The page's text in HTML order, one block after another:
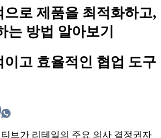
으로 제품을 최적화하고,
는 방법 알아보기
이고 효율적인 협업 도구
브가 리테일의 주요 의사 결정권자